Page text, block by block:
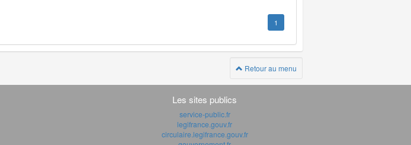
1
Retour au menu
Les sites publics
service-public.fr
legifrance.gouv.fr
circulaire.legifrance.gouv.fr